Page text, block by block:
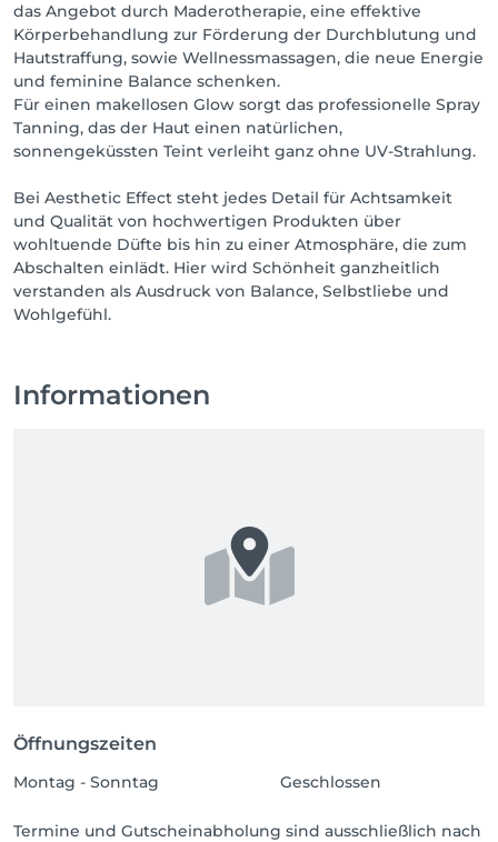
das Angebot durch Maderotherapie, eine effektive
Körperbehandlung zur Förderung der Durchblutung und
Hautstraffung, sowie Wellnessmassagen, die neue Energie
und feminine Balance schenken.
Für einen makellosen Glow sorgt das professionelle Spray
Tanning, das der Haut einen natürlichen,
sonnengeküssten Teint verleiht ganz ohne UV-Strahlung.
Bei Aesthetic Effect steht jedes Detail für Achtsamkeit
und Qualität von hochwertigen Produkten über
wohltuende Düfte bis hin zu einer Atmosphäre, die zum
Abschalten einlädt. Hier wird Schönheit ganzheitlich
verstanden als Ausdruck von Balance, Selbstliebe und
Wohlgefühl.
Informationen
Öffnungszeiten
Montag - Sonntag Geschlossen
Termine und Gutscheinabholung sind ausschließlich nach